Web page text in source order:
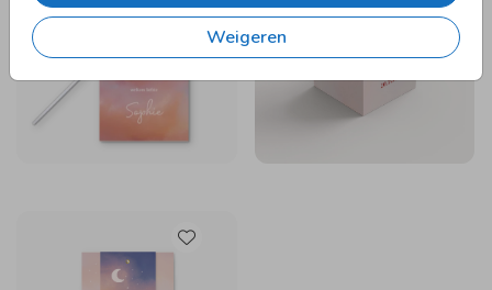
Weigeren